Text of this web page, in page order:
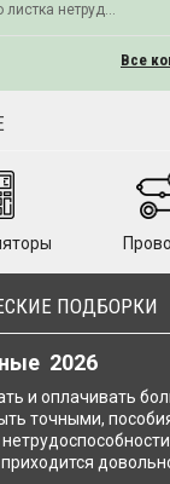
листка нетруд...
Все
ПОДБОРКИ
2026
и оплачивать
точными,